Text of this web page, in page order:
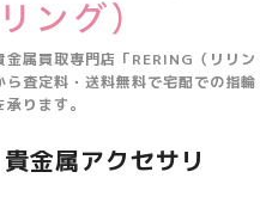
属買取専門店「RERING（リリン
査定料・送料無料で宅配での指輪
ります。
金属アクセサリ